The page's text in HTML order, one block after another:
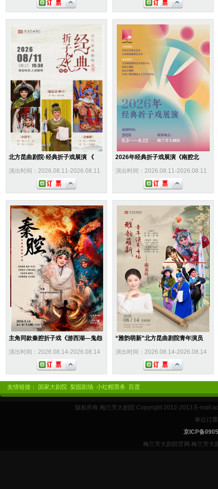
北方昆曲剧院·经典折子戏展演 《
演出时间：2026.08.11-2026.08.11
2026年经典折子戏展演《南腔北
演出时间：2026.08.11-2026.08.11
主角同款秦腔折子戏《游西湖—鬼怨
演出时间：2026.08.14-2026.08.14
“雅韵萌新”北方昆曲剧院青年演员
演出时间：2026.08.14-2026.08.14
友情链接： 国家大剧院 梨园剧场 小红帽票务 百度
版权所有 梅兰芳大剧院 Copyright 2012-2013 E-
单位订
京ICP备
梅兰芳大剧院官网 梅兰芳大